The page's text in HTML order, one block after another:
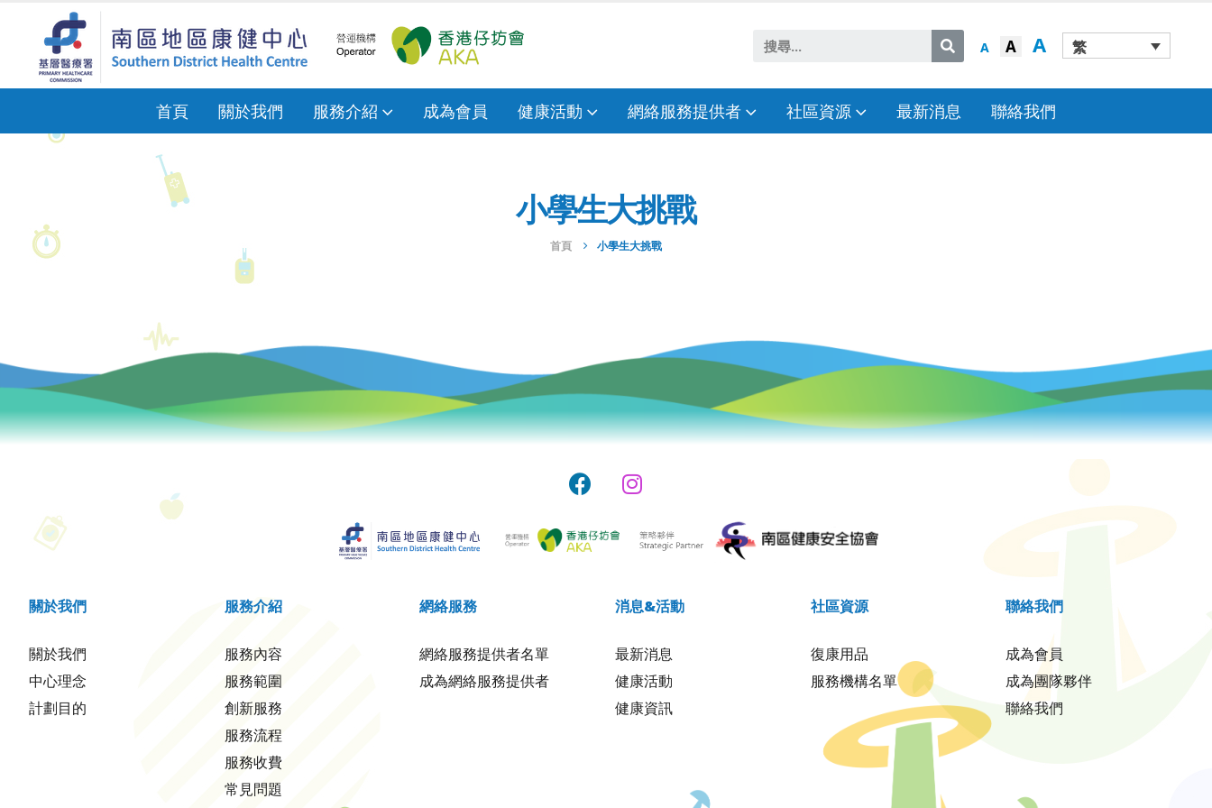
A A A 繁
首頁 關於我們 服務介紹 成為會員 健康活動 網絡服務提供者 社區資源 最新消息 聯絡我們
小學生大挑戰
首頁 小學生大挑戰
關於我們
關於我們
中心理念
計劃目的
服務介紹
服務內容
服務範圍
創新服務
服務流程
服務收費
常見問題
網絡服務
網絡服務提供者名單
成為網絡服務提供者
消息&活動
最新消息
健康活動
健康資訊
社區資源
復康用品
服務機構名單
聯絡我們
成為會員
成為團隊夥伴
聯絡我們